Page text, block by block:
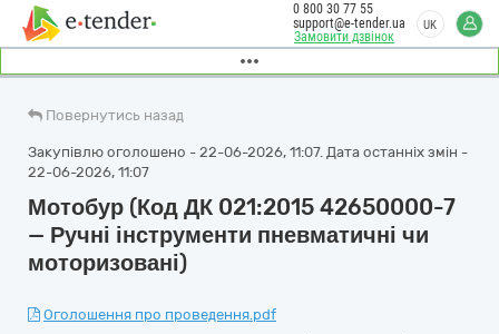
Замовити дзвінок
0 800 30 77 55
support@e-tender.ua
UK
Повернутись назад
Закупівлю оголошено - 22-06-2026, 11:07. Дата останніх змін -
22-06-2026, 11:07
Мотобур (Код ДК 021:2015 42650000-7
— Ручні інструменти пневматичні чи
моторизовані)
Оголошення про проведення.pdf